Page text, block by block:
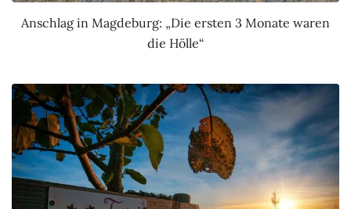
Anschlag in Magdeburg: „Die ersten 3 Monate waren
die Hölle“